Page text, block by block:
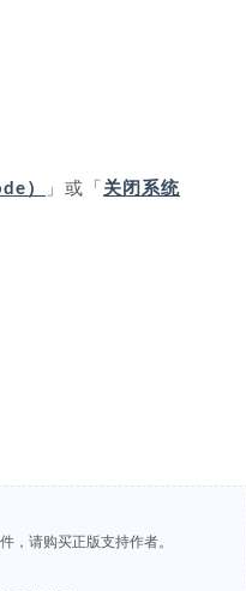
） 」或「 关闭系统
，请购买正版支持作者。